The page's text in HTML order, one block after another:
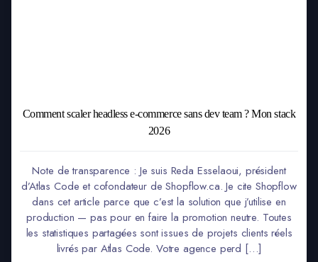
Comment scaler headless e-commerce sans dev team ? Mon stack
2026
Note de transparence : Je suis Reda Esselaoui, président
d’Atlas Code et cofondateur de Shopflow.ca. Je cite Shopflow
dans cet article parce que c’est la solution que j’utilise en
production — pas pour en faire la promotion neutre. Toutes
les statistiques partagées sont issues de projets clients réels
livrés par Atlas Code. Votre agence perd […]